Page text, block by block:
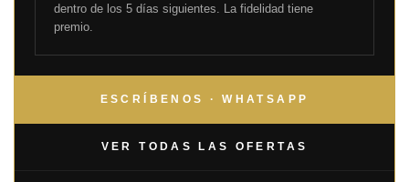
dentro de los 5 días siguientes. La fidelidad tiene
premio.
ESCRÍBENOS · WHATSAPP
VER TODAS LAS OFERTAS